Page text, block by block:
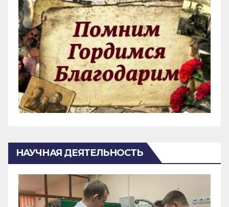
НАУЧНАЯ ДЕЯТЕЛЬНОСТЬ